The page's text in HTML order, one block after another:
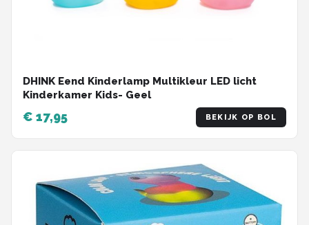
DHINK Eend Kinderlamp Multikleur LED licht
Kinderkamer Kids- Geel
€ 17,95 BEKIJK OP BOL